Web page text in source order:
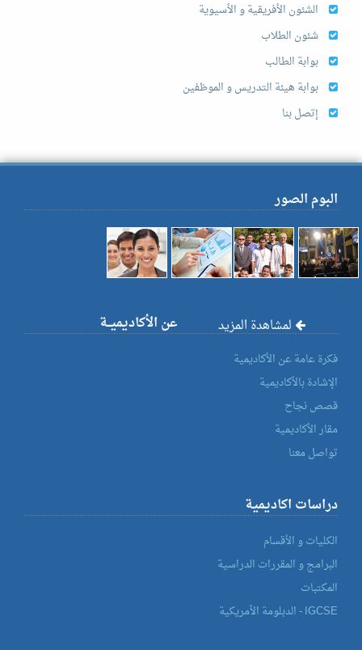
الشئون الأفريقية و الأسيوية
شئون الطلاب
بوابة الطالب
بوابة هيئة التدريس و الموظفين
إتصل بنا
البوم الصور
لمشاهدة المزيد عن الأكاديميــة
فكرة عامة عن الأكاديمية
الإشادة بالأكاديمية
قصص نجاح
مقار الأكاديمية
تواصل معنا
دراسات اكاديمية
الكليات و الأقسام
البرامج و المقررات الدراسية
المكتبات
IGCSE - الدبلومة الأمريكية